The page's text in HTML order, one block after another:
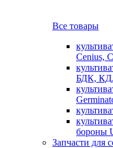
Все товары
Cenius,
БДК,
бороны
Запчасти для